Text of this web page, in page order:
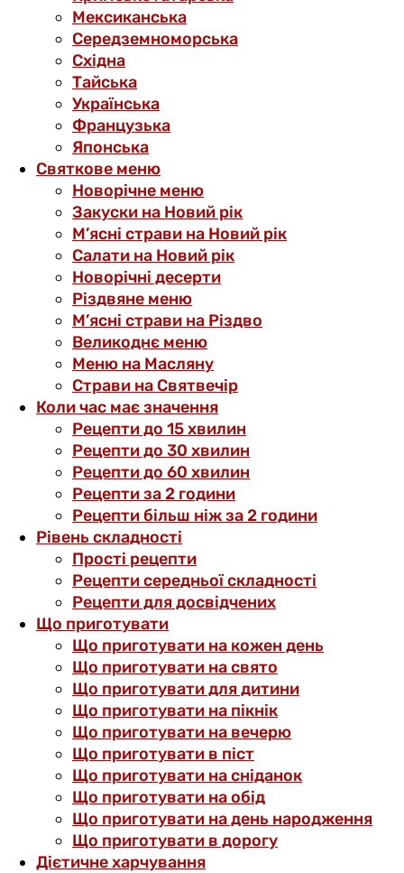
Мексиканська
Середземноморська
Східна
Тайська
Українська
Французька
Японська
Святкове меню
Новорічне меню
Закуски на Новий рік
М’ясні страви на Новий рік
Салати на Новий рік
Новорічні десерти
Різдвяне меню
М’ясні страви на Різдво
Великоднє меню
Меню на Масляну
Страви на Святвечір
Коли час має значення
Рецепти до 15 хвилин
Рецепти до 30 хвилин
Рецепти до 60 хвилин
Рецепти за 2 години
Рецепти більш ніж за 2 години
Рівень складності
Прості рецепти
Рецепти середньої складності
Рецепти для досвідчених
Що приготувати
Що приготувати на кожен день
Що приготувати на свято
Що приготувати для дитини
Що приготувати на пікнік
Що приготувати на вечерю
Що приготувати в піст
Що приготувати на сніданок
Що приготувати на обід
Що приготувати на день народження
Що приготувати в дорогу
Дієтичне харчування